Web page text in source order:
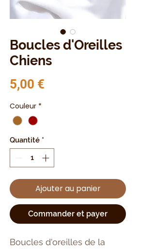
Boucles d'Oreilles
Chiens
5,00 €
Couleur *
Quantité *
Ajouter au panier
Commander et payer
Boucles d'oreilles de la